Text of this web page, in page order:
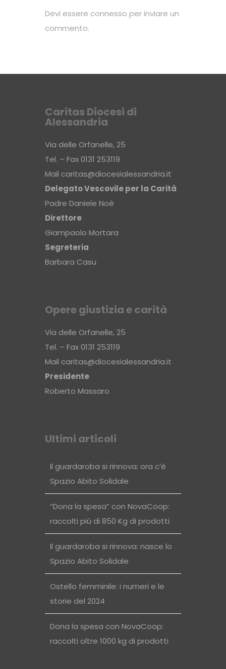
Devi essere connesso per inviare un
commento.
Caritas Diocesi di
Alessandria
Via delle Orfanelle, 25
Tel. – Fax 0131 253119
Mail caritas@diocesialessandria.it
Delegato Vescovile per la Carità
Padre Daniele Noè
Direttore
Giampaolo Mortara
Segreteria
Barbara Casu
Opere giustizia e carità
Via delle Orfanelle, 25
Tel. – Fax 0131 253119
Mail caritas@diocesialessandria.it
Presidente
Roberto Massaro
Ultimi articoli
Il guardaroba si rinnova: ora c’è
Spazio Abito Solidale
“Dona la spesa” con NovaCoop:
raccolti più di 850 Kg di prodotti
Il guardaroba si rinnova: nasce lo
Spazio Abito Solidale
Ostello femminile: i numeri e le
storie del 2024
Dona la spesa con NovaCoop:
raccolti oltre 1000 kg di prodotti